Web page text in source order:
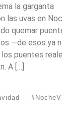
la garganta
las uvas en
quemar
—de esos ya
puentes
A […]